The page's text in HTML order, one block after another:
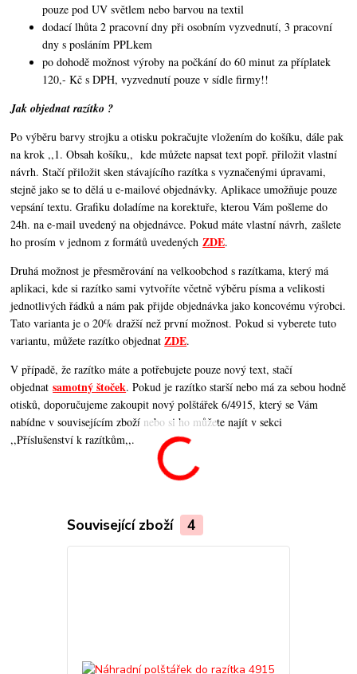
pouze pod UV světlem nebo barvou na textil
dodací lhůta 2 pracovní dny při osobním vyzvednutí, 3 pracovní
dny s posláním PPLkem
po dohodě možnost výroby na počkání do 60 minut za příplatek
120,- Kč s DPH, vyzvednutí pouze v sídle firmy!!
Jak objednat razítko ?
Po výběru barvy strojku a otisku pokračujte vložením do košíku, dále pak
na krok ,,1. Obsah košíku,, kde můžete napsat text popř. přiložit vlastní
návrh. Stačí přiložit sken stávajícího razítka s vyznačenými úpravami,
stejně jako se to dělá u e-mailové objednávky. Aplikace umožňuje pouze
vepsání textu. Grafiku doladíme na korektuře, kterou Vám pošleme do
24h. na e-mail uvedený na objednávce. Pokud máte vlastní návrh, zašlete
ho prosím v jednom z formátů uvedenýchZDE.
Druhá možnost je přesměrování na velkoobchod s razítkama, který má
aplikaci, kde si razítko sami vytvoříte včetně výběru písma a velikosti
jednotlivých řádků a nám pak přijde objednávka jako koncovému výrobci.
Tato varianta je o 20% dražší než první možnost. Pokud si vyberete tuto
variantu, můžete razítko objednatZDE.
V případě, že razítko máte a potřebujete pouze nový text, stačí
objednatsamotný štoček. Pokud je razítko starší nebo má za sebou hodně
otisků, doporučujeme zakoupit nový polštářek 6/4915, který se Vám
nabídne v souvisejícím zboží nebo si ho můžete najít v sekci
,,Příslušenství k razítkům,,.
Související zboží 4